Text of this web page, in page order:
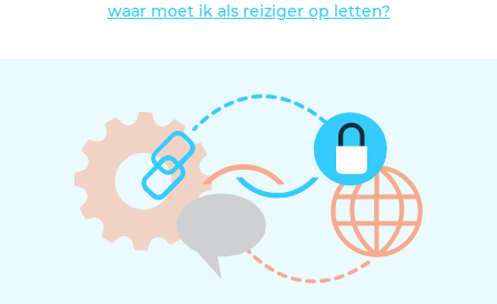
waar moet ik als reiziger op letten?